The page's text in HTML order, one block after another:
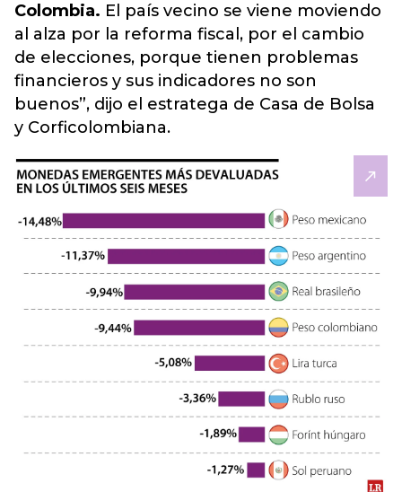
Colombia. El país vecino se viene moviendo
al alza por la reforma fiscal, por el cambio
de elecciones, porque tienen problemas
financieros y sus indicadores no son
buenos”, dijo el estratega de Casa de Bolsa
y Corficolombiana.